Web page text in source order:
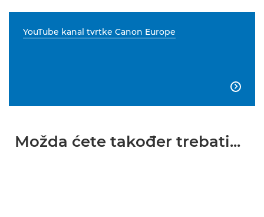
YouTube kanal tvrtke Canon Europe

Možda ćete također trebati...